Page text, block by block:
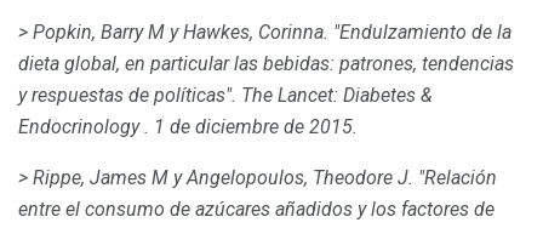
> Popkin, Barry M y Hawkes, Corinna. "Endulzamiento de la
dieta global, en particular las bebidas: patrones, tendencias
y respuestas de políticas". The Lancet: Diabetes &
Endocrinology. 1 de diciembre de 2015.
> Rippe, James M y Angelopoulos, Theodore J. "Relación
entre el consumo de azúcares añadidos y los factores de